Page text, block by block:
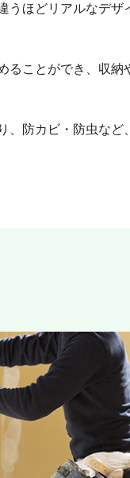
うほどリアルなデザ
ることができ、収納
、防カビ・防虫など